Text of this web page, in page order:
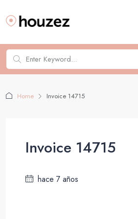
Home Invoice 14715
Invoice 14715
hace 7 años